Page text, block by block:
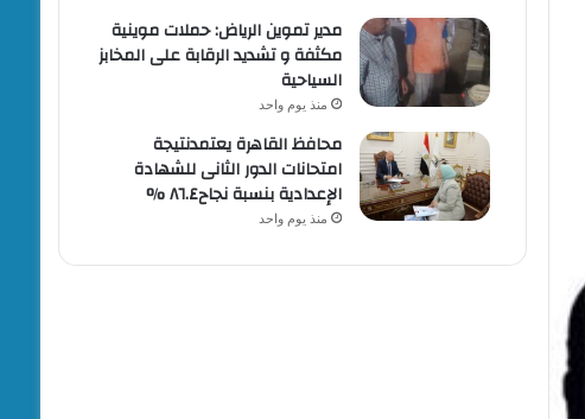
مدير تموين الرياض: حملات موينية
مكثفة و تشديد الرقابة على المخابز
السياحية
منذ يوم واحد
محافظ القاهرة يعتمدنتيجة
امتحانات الدور الثانى للشهادة
الإعدادية بنسبة نجاح٨٦.٤ %
منذ يوم واحد